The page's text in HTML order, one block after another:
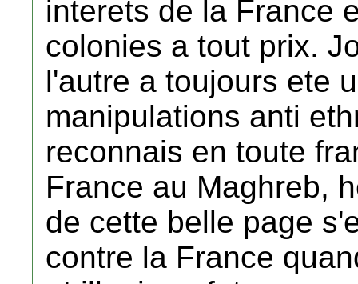
interets de la France
colonies a tout prix.
l'autre a toujours ete
manipulations anti
reconnais en toute
France au Maghreb,
de cette belle page
contre la France